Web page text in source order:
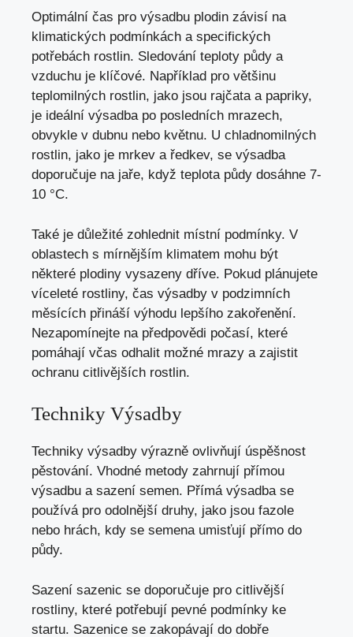
Optimální čas pro výsadbu plodin závisí na
klimatických podmínkách a specifických
potřebách rostlin. Sledování teploty půdy a
vzduchu je klíčové. Například pro většinu
teplomilných rostlin, jako jsou rajčata a papriky,
je ideální výsadba po posledních mrazech,
obvykle v dubnu nebo květnu. U chladnomilných
rostlin, jako je mrkev a ředkev, se výsadba
doporučuje na jaře, když teplota půdy dosáhne 7-
10 °C.
Také je důležité zohlednit místní podmínky. V
oblastech s mírnějším klimatem mohu být
některé plodiny vysazeny dříve. Pokud plánujete
víceleté rostliny, čas výsadby v podzimních
měsících přináší výhodu lepšího zakořenění.
Nezapomínejte na předpovědi počasí, které
pomáhají včas odhalit možné mrazy a zajistit
ochranu citlivějších rostlin.
Techniky Výsadby
Techniky výsadby výrazně ovlivňují úspěšnost
pěstování. Vhodné metody zahrnují přímou
výsadbu a sazení semen. Přímá výsadba se
používá pro odolnější druhy, jako jsou fazole
nebo hrách, kdy se semena umisťují přímo do
půdy.
Sazení sazenic se doporučuje pro citlivější
rostliny, které potřebují pevné podmínky ke
startu. Sazenice se zakopávají do dobře